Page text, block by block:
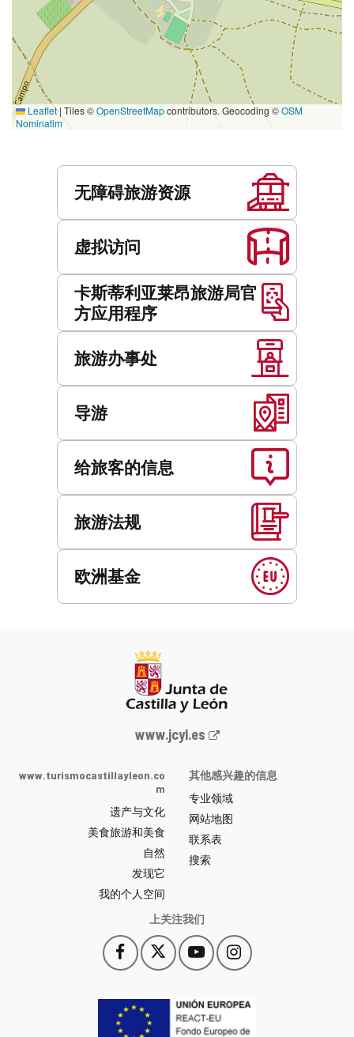
Leaflet | Tiles ©OpenStreetMapcontributors. Geocoding ©OSM
Nominatim
无障碍旅游资源
虚拟访问
卡斯蒂利亚莱昂旅游局官
方应用程序
旅游办事处
导游
给旅客的信息
旅游法规
欧洲基金
Junta
y
León
网
站
门
户
-
www.jcyl.es
www.turismocastillayleon.co
m
遗产与文化
美食旅游和美食
自然
发现它
我的个人空间
其他感兴趣的信息
专业领域
网站地图
联系表
搜索
上关注我们
Facebook
此
链
会
打
此
链
YouTube
此
链
会
打
Instagram
此
链
会